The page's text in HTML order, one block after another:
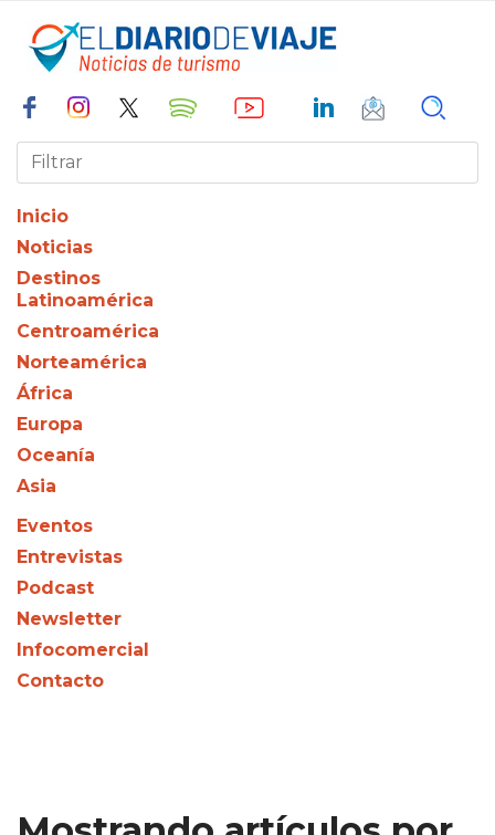
Inicio
Noticias
Destinos
Latinoamérica
Centroamérica
Norteamérica
África
Europa
Oceanía
Asia
Eventos
Entrevistas
Podcast
Newsletter
Infocomercial
Contacto